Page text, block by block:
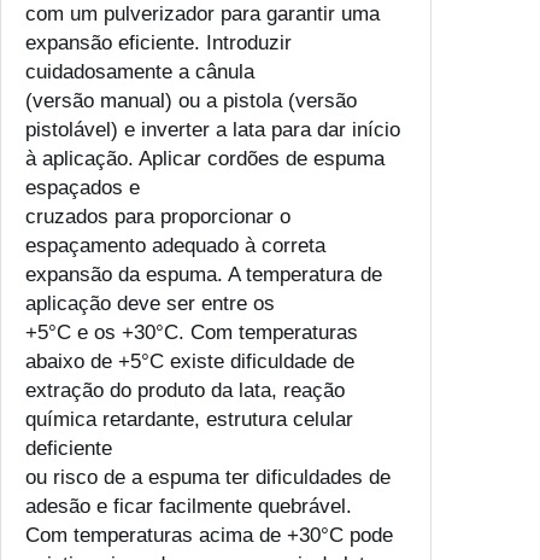
com um pulverizador para garantir uma
expansão eficiente. Introduzir
cuidadosamente a cânula
(versão manual) ou a pistola (versão
pistolável) e inverter a lata para dar início
à aplicação. Aplicar cordões de espuma
espaçados e
cruzados para proporcionar o
espaçamento adequado à correta
expansão da espuma. A temperatura de
aplicação deve ser entre os
+5°C e os +30°C. Com temperaturas
abaixo de +5°C existe dificuldade de
extração do produto da lata, reação
química retardante, estrutura celular
deficiente
ou risco de a espuma ter dificuldades de
adesão e ficar facilmente quebrável.
Com temperaturas acima de +30°C pode